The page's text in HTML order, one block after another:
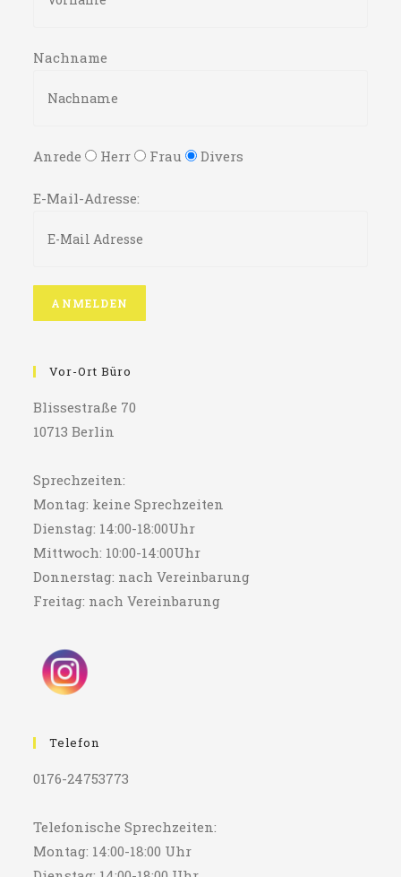
Nachname
Anrede Herr Frau Divers
E-Mail-Adresse:
Vor-Ort Büro
Blissestraße 70
10713 Berlin
Sprechzeiten:
Montag: keine Sprechzeiten
Dienstag: 14:00-18:00Uhr
Mittwoch: 10:00-14:00Uhr
Donnerstag: nach Vereinbarung
Freitag: nach Vereinbarung
Telefon
0176-24753773
Telefonische Sprechzeiten:
Montag: 14:00-18:00 Uhr